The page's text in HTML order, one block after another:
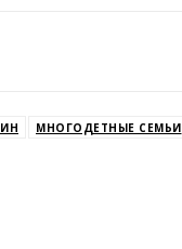
МНОГОДЕТНЫЕ СЕМЬИ